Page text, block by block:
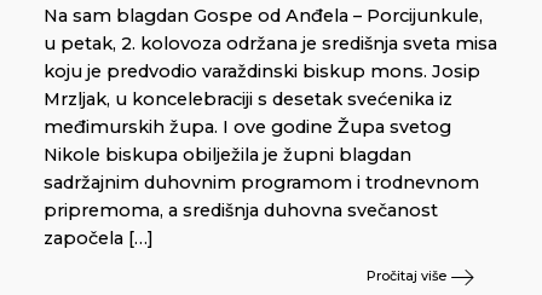
Na sam blagdan Gospe od Anđela – Porcijunkule,
u petak, 2. kolovoza održana je središnja sveta misa
koju je predvodio varaždinski biskup mons. Josip
Mrzljak, u koncelebraciji s desetak svećenika iz
međimurskih župa. I ove godine Župa svetog
Nikole biskupa obilježila je župni blagdan
sadržajnim duhovnim programom i trodnevnom
pripremoma, a središnja duhovna svečanost
započela […]
Pročitaj više